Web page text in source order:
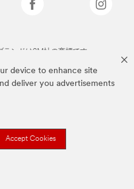
device to enhance site
deliver you advertisements
Accept Cookies
ンドは3M社の商標です。